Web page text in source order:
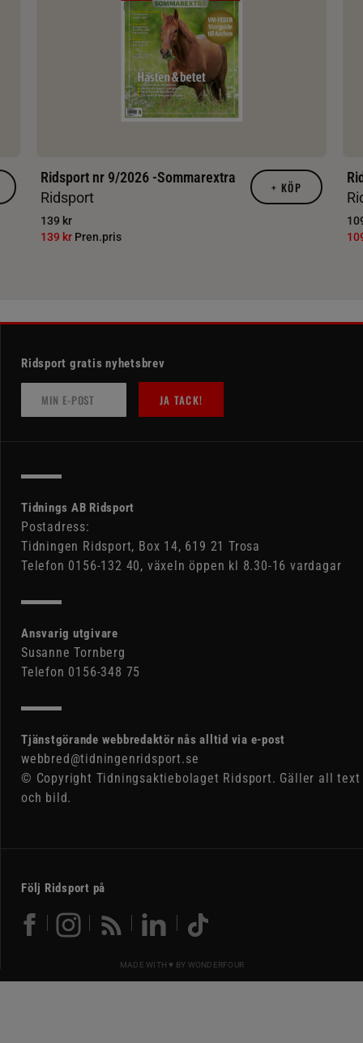
Ridsport nr 9/2026 -Sommarextra
Ridsport
139 kr
139 kr Pren.pris
+ KÖP
Ridsport gratis nyhetsbrev
JA TACK!
Tidnings AB Ridsport
Postadress:
Tidningen Ridsport, Box 14, 619 21 Trosa
Telefon 0156-132 40, växeln öppen kl 8.30-16 vardagar
Ansvarig utgivare
Susanne Tornberg
Telefon 0156-348 75
Tjänstgörande webbredaktör nås alltid via e-post
webbred@tidningenridsport.se
© Copyright Tidningsaktiebolaget Ridsport. Gäller all text
och bild.
Följ Ridsport på
MADE WITH ♥ BY WONDERFOUR